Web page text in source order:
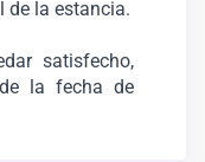
de la estancia.
satisfecho,
la fecha de